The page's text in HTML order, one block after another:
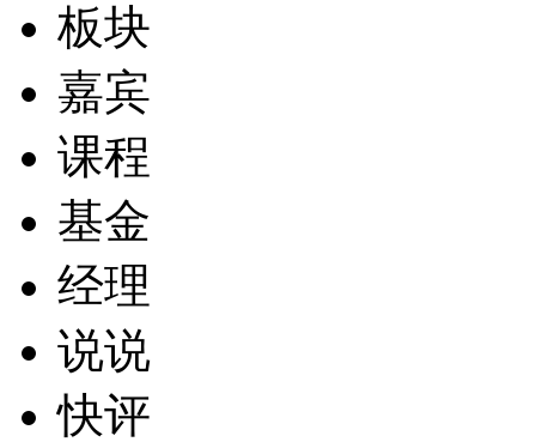
板块
嘉宾
课程
基金
经理
说说
快评